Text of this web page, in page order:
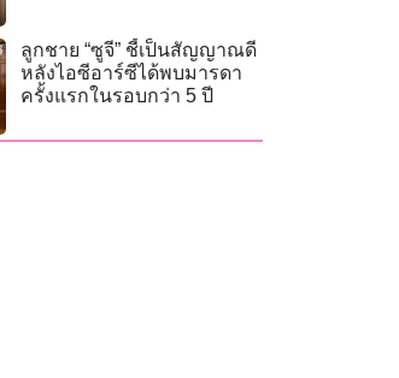
ลูกชาย “ซูจี” ชี้เป็นสัญญาณดี
หลังไอซีอาร์ซีได้พบมารดา
ครั้งแรกในรอบกว่า 5 ปี